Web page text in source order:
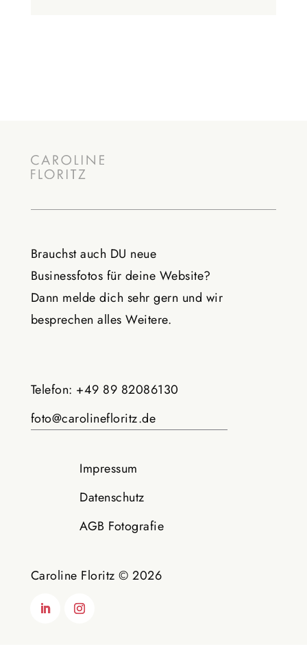
Brauchst auch DU neue
Businessfotos für deine Website?
Dann melde dich sehr gern und wir
besprechen alles Weitere.
Telefon: +49 89 82086130
foto@carolinefloritz.de
Impressum
Datenschutz
AGB Fotografie
Caroline Floritz © 2026